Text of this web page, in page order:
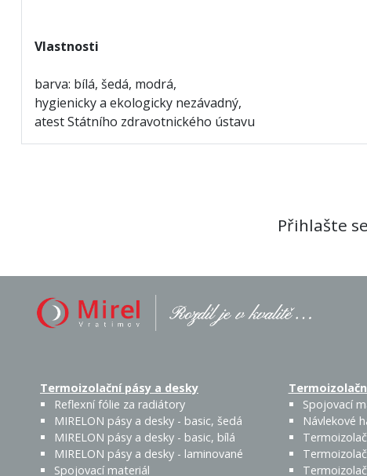
Vlastnosti
barva: bílá, šedá, modrá,
hygienicky a ekologicky nezávadný,
atest Státního zdravotnického ústavu
Přihlašte
Termoizolační pásy a desky
Reflexní fólie za radiátory
MIRELON pásy a desky - basic, šedá
MIRELON pásy a desky - basic, bílá
MIRELON pásy a desky - laminované
Spojovací materiál
Spojovací
Návlekové